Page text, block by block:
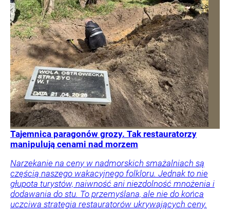
Tajemnica paragonów grozy. Tak restauratorzy
manipulują cenami nad morzem
Narzekanie na ceny w nadmorskich smażalniach są
częścią naszego wakacyjnego folkloru. Jednak to nie
głupota turystów, naiwność ani niezdolność mnożenia i
dodawania do stu. To przemyślana, ale nie do końca
uczciwa strategia restauratorów ukrywających ceny.